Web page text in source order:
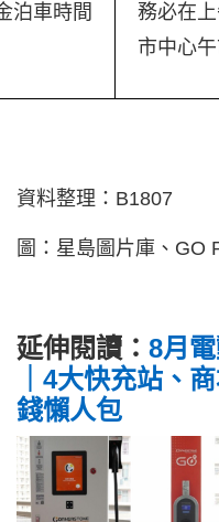
泊車時間
務必在
市中心
資料整理：B1807
圖：星島圖片庫、GO
延伸閱讀： 8月
｜4大快充站、
錢懶人包